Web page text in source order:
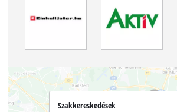
Szakkereskedések